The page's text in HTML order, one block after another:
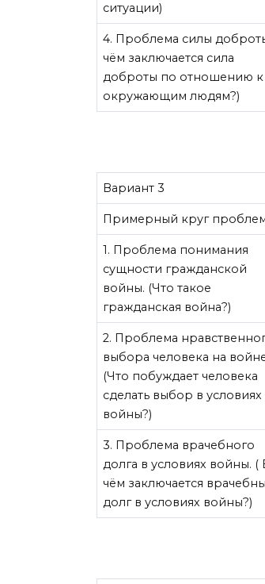
ситуации)
4. Проблема силы
чём заключается сила
доброты по отношению к
окружающим людям?)
Вариант 3
Примерный круг
1. Проблема понимания
сущности гражданской
войны. (Что такое
гражданская война?)
2. Проблема
выбора человека на
(Что побуждает человека
сделать выбор в условиях
войны?)
3. Проблема врачебного
долга в условиях войны. (
чём заключается
долг в условиях войны?)